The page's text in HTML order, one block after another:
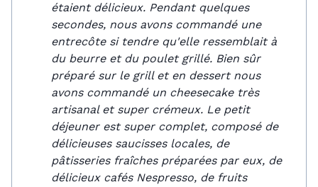
étaient délicieux. Pendant quelques
secondes, nous avons commandé une
entrecôte si tendre qu'elle ressemblait à
du beurre et du poulet grillé. Bien sûr
préparé sur le grill et en dessert nous
avons commandé un cheesecake très
artisanal et super crémeux. Le petit
déjeuner est super complet, composé de
délicieuses saucisses locales, de
pâtisseries fraîches préparées par eux, de
délicieux cafés Nespresso, de fruits